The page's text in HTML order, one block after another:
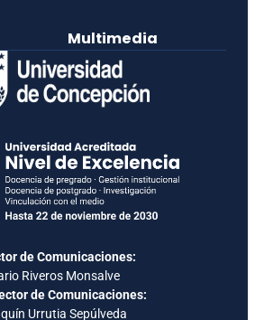
Multimedia
de Comunicaciones:
Riveros Monsalve
de Comunicaciones:
Urrutia Sepúlveda